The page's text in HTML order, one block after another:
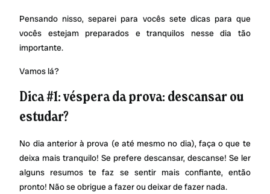
Pensando nisso, separei para vocês sete dicas para que
vocês estejam preparados e tranquilos nesse dia tão
importante.
Vamos lá?
Dica #1: véspera da prova: descansar ou
estudar?
No dia anterior à prova (e até mesmo no dia), faça o que te
deixa mais tranquilo! Se prefere descansar, descanse! Se ler
alguns resumos te faz se sentir mais confiante, então
pronto! Não se obrigue a fazer ou deixar de fazer nada.